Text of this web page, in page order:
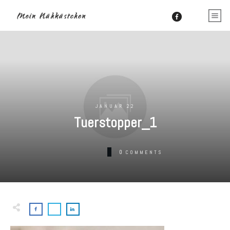
JANUAR 22
Tuerstopper_1
0 COMMENTS